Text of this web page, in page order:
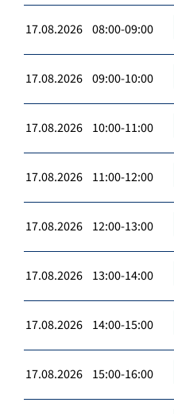
17.08.2026 08:00-09:00
17.08.2026 09:00-10:00
17.08.2026 10:00-11:00
17.08.2026 11:00-12:00
17.08.2026 12:00-13:00
17.08.2026 13:00-14:00
17.08.2026 14:00-15:00
17.08.2026 15:00-16:00